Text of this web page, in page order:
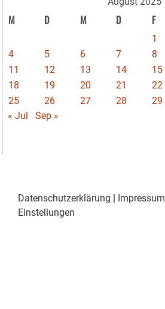
M D M D F
1
4
5 6 7 8
11
12 13 14 15
18
19 20 21 22
25
26 27 28 29
« Jul
Sep »
Datenschutzerklärung | Impressum
Einstellungen